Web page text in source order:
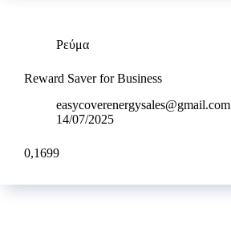
Ρεύμα
Reward Saver for Business
easycoverenergysales@gmail.com
14/07/2025
0,1699